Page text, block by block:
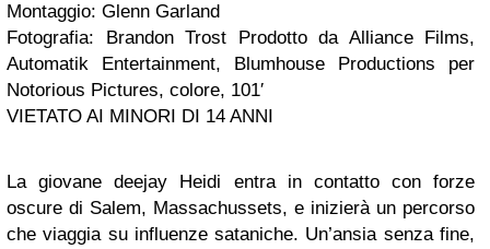
Montaggio: Glenn Garland
Fotografia: Brandon Trost Prodotto da Alliance Films,
Automatik Entertainment, Blumhouse Productions per
Notorious Pictures, colore, 101′
VIETATO AI MINORI DI 14 ANNI
La giovane deejay Heidi entra in contatto con forze
oscure di Salem, Massachussets, e inizierà un percorso
che viaggia su influenze sataniche. Un’ansia senza fine,